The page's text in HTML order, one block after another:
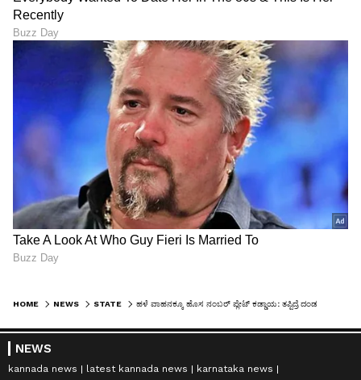
HOME NEWS STATE
NEWS
kannada news latest kannada news
karnataka news